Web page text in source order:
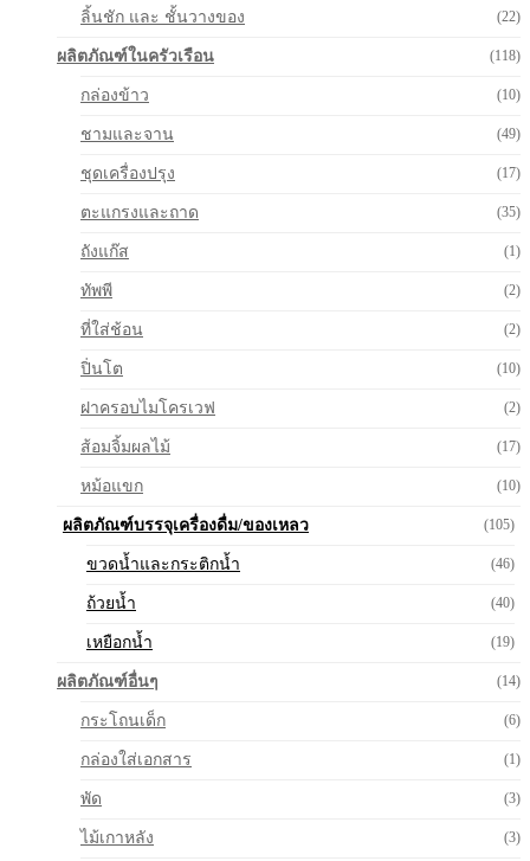
ลิ้นชัก และ ชั้นวางของ (22)
ผลิตภัณฑ์ในครัวเรือน (118)
กล่องข้าว (10)
ชามและจาน (49)
ชุดเครื่องปรุง (17)
ตะแกรงและถาด (35)
ถังแก๊ส (1)
ทัพพี (2)
ที่ใส่ช้อน (2)
ปิ่นโต (10)
ฝาครอบไมโครเวฟ (2)
ส้อมจิ้มผลไม้ (17)
หม้อแขก (10)
ผลิตภัณฑ์บรรจุเครื่องดื่ม/ของเหลว (105)
ขวดน้ำและกระติกน้ำ (46)
ถ้วยน้ำ (40)
เหยือกน้ำ (19)
ผลิตภัณฑ์อื่นๆ (14)
กระโถนเด็ก (6)
กล่องใส่เอกสาร (1)
พัด (3)
ไม้เกาหลัง (3)